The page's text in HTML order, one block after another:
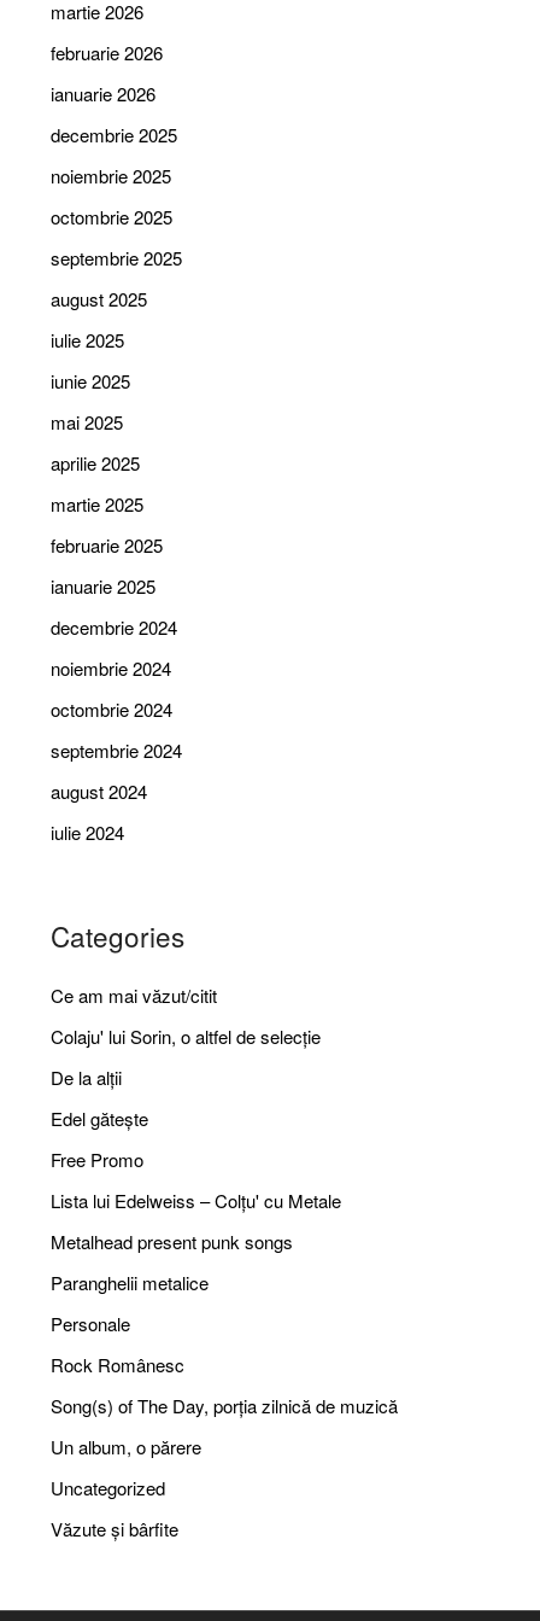
martie 2026
februarie 2026
ianuarie 2026
decembrie 2025
noiembrie 2025
octombrie 2025
septembrie 2025
august 2025
iulie 2025
iunie 2025
mai 2025
aprilie 2025
martie 2025
februarie 2025
ianuarie 2025
decembrie 2024
noiembrie 2024
octombrie 2024
septembrie 2024
august 2024
iulie 2024
Categories
Ce am mai văzut/citit
Colaju' lui Sorin, o altfel de selecție
De la alții
Edel gătește
Free Promo
Lista lui Edelweiss – Colțu' cu Metale
Metalhead present punk songs
Paranghelii metalice
Personale
Rock Românesc
Song(s) of The Day, porția zilnică de muzică
Un album, o părere
Uncategorized
Văzute și bârfite